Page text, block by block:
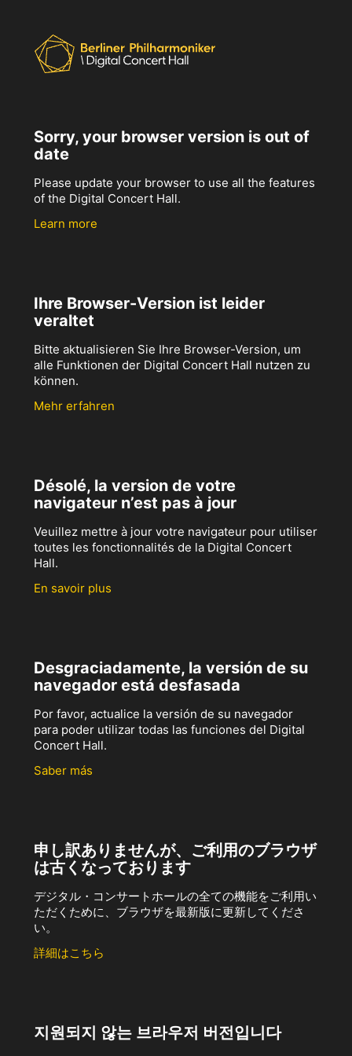
Sorry, your browser version is out of
date
Please update your browser to use all the features
of the Digital Concert Hall.
Learn more
Ihre Browser-Version ist leider
veraltet
Bitte aktualisieren Sie Ihre Browser-Version, um
alle Funktionen der Digital Concert Hall nutzen zu
können.
Mehr erfahren
Désolé, la version de votre
navigateur n’est pas à jour
Veuillez mettre à jour votre navigateur pour utiliser
toutes les fonctionnalités de la Digital Concert
Hall.
En savoir plus
Desgraciadamente, la versión de su
navegador está desfasada
Por favor, actualice la versión de su navegador
para poder utilizar todas las funciones del Digital
Concert Hall.
Saber más
申し訳ありませんが、ご利用のブラウザ
は古くなっております
デジタル・コンサートホールの全ての機能をご利用い
ただくために、ブラウザを最新版に更新してくださ
い。
詳細はこちら
지원되지 않는 브라우저 버전입니다